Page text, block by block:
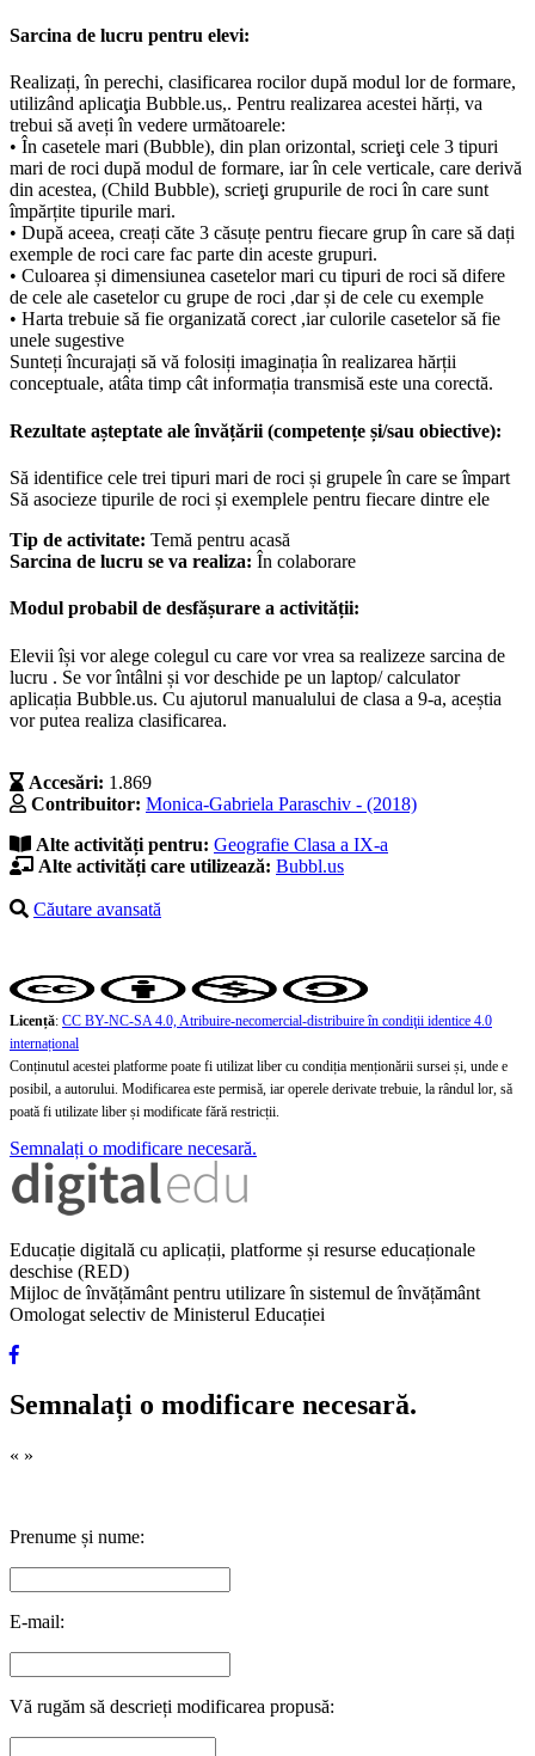
Sarcina de lucru pentru elevi:
Realizați, în perechi, clasificarea rocilor după modul lor de formare,
utilizând aplicaţia Bubble.us,. Pentru realizarea acestei hărți, va
trebui să aveți în vedere următoarele:
• În casetele mari (Bubble), din plan orizontal, scrieţi cele 3 tipuri
mari de roci după modul de formare, iar în cele verticale, care derivă
din acestea, (Child Bubble), scrieţi grupurile de roci în care sunt
împărțite tipurile mari.
• După aceea, creați căte 3 căsuțe pentru fiecare grup în care să dați
exemple de roci care fac parte din aceste grupuri.
• Culoarea și dimensiunea casetelor mari cu tipuri de roci să difere
de cele ale casetelor cu grupe de roci ,dar și de cele cu exemple
• Harta trebuie să fie organizată corect ,iar culorile casetelor să fie
unele sugestive
Sunteți încurajați să vă folosiți imaginația în realizarea hărții
conceptuale, atâta timp cât informația transmisă este una corectă.
Rezultate așteptate ale învățării (competențe și/sau obiective):
Să identifice cele trei tipuri mari de roci și grupele în care se împart
Să asocieze tipurile de roci și exemplele pentru fiecare dintre ele
Tip de activitate: Temă pentru acasă
Sarcina de lucru se va realiza: În colaborare
Modul probabil de desfășurare a activității:
Elevii își vor alege colegul cu care vor vrea sa realizeze sarcina de
lucru . Se vor întâlni și vor deschide pe un laptop/ calculator
aplicația Bubble.us. Cu ajutorul manualului de clasa a 9-a, aceștia
vor putea realiza clasificarea.
Accesări: 1.869
Contribuitor: Monica-Gabriela Paraschiv - (2018)
Alte activități pentru: Geografie Clasa a IX-a
Alte activități care utilizează: Bubbl.us
Căutare avansată
Licență: CC BY-NC-SA 4.0, Atribuire-necomercial-distribuire în condiţii identice 4.0
internațional
Conținutul acestei platforme poate fi utilizat liber cu condiția menționării sursei și, unde e
posibil, a autorului. Modificarea este permisă, iar operele derivate trebuie, la rândul lor, să
poată fi utilizate liber și modificate fără restricții.
Semnalați o modificare necesară.
Educație digitală cu aplicații, platforme și resurse educaționale
deschise (RED)
Mijloc de învățământ pentru utilizare în sistemul de învățământ
Omologat selectiv de Ministerul Educației
Semnalați o modificare necesară.
« »
Prenume și nume:
E-mail:
Vă rugăm să descrieți modificarea propusă: